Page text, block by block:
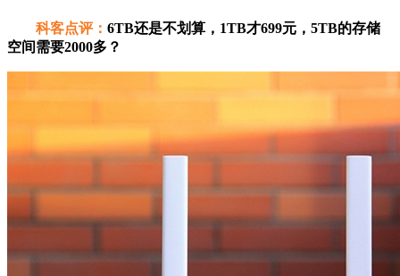
科客点评： 6TB还是不划算，1TB才699元，5TB的存储
空间需要2000多？